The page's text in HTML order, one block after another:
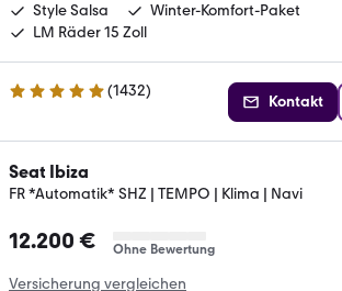
Style Salsa
Winter-Komfort-Paket
LM Räder 15 Zoll
4.9 Sterne (1432)
Kontakt
Seat Ibiza
FR *Automatik* SHZ | TEMPO | Klima | Navi
12.200 € Ohne Bewertung
Versicherung vergleichen